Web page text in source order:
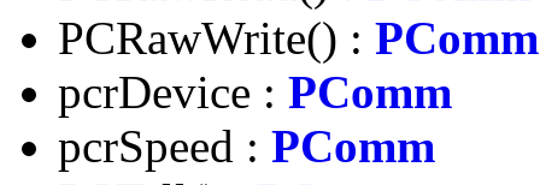
PCRawWrite() : PComm
pcrDevice : PComm
pcrSpeed : PComm